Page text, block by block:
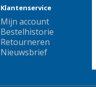
Klantenservice
Mijn account
Bestelhistorie
Retourneren
Nieuwsbrief